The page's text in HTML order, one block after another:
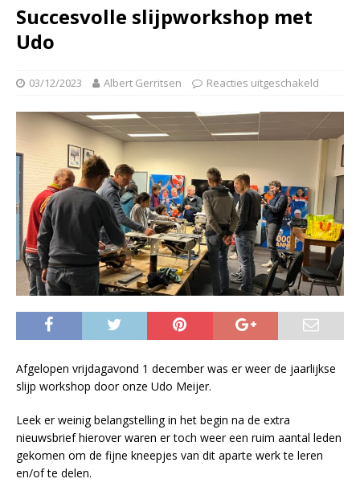
Succesvolle slijpworkshop met
Udo
03/12/2023 Albert Gerritsen Reacties uitgeschakeld
Afgelopen vrijdagavond 1 december was er weer de jaarlijkse
slijp workshop door onze Udo Meijer.
Leek er weinig belangstelling in het begin na de extra
nieuwsbrief hierover waren er toch weer een ruim aantal leden
gekomen om de fijne kneepjes van dit aparte werk te leren
en/of te delen.